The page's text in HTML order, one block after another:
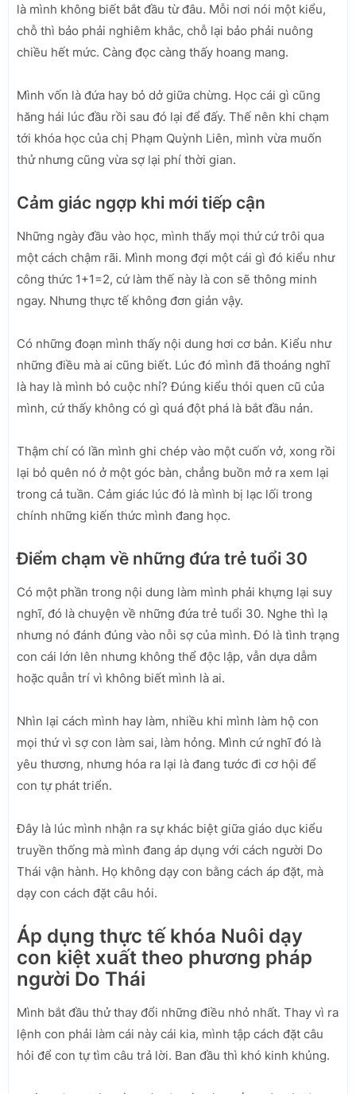
là mình không biết bắt đầu từ đâu. Mỗi nơi nói một kiểu,
chỗ thì bảo phải nghiêm khắc, chỗ lại bảo phải nuông
chiều hết mức. Càng đọc càng thấy hoang mang.
Mình vốn là đứa hay bỏ dở giữa chừng. Học cái gì cũng
hăng hái lúc đầu rồi sau đó lại để đấy. Thế nên khi chạm
tới khóa học của chị Phạm Quỳnh Liên, mình vừa muốn
thử nhưng cũng vừa sợ lại phí thời gian.
Cảm giác ngợp khi mới tiếp cận
Những ngày đầu vào học, mình thấy mọi thứ cứ trôi qua
một cách chậm rãi. Mình mong đợi một cái gì đó kiểu như
công thức 1+1=2, cứ làm thế này là con sẽ thông minh
ngay. Nhưng thực tế không đơn giản vậy.
Có những đoạn mình thấy nội dung hơi cơ bản. Kiểu như
những điều mà ai cũng biết. Lúc đó mình đã thoáng nghĩ
là hay là mình bỏ cuộc nhỉ? Đúng kiểu thói quen cũ của
mình, cứ thấy không có gì quá đột phá là bắt đầu nản.
Thậm chí có lần mình ghi chép vào một cuốn vở, xong rồi
lại bỏ quên nó ở một góc bàn, chẳng buồn mở ra xem lại
trong cả tuần. Cảm giác lúc đó là mình bị lạc lối trong
chính những kiến thức mình đang học.
Điểm chạm về những đứa trẻ tuổi 30
Có một phần trong nội dung làm mình phải khựng lại suy
nghĩ, đó là chuyện về những đứa trẻ tuổi 30. Nghe thì lạ
nhưng nó đánh đúng vào nỗi sợ của mình. Đó là tình trạng
con cái lớn lên nhưng không thể độc lập, vẫn dựa dẫm
hoặc quẫn trí vì không biết mình là ai.
Nhìn lại cách mình hay làm, nhiều khi mình làm hộ con
mọi thứ vì sợ con làm sai, làm hỏng. Mình cứ nghĩ đó là
yêu thương, nhưng hóa ra lại là đang tước đi cơ hội để
con tự phát triển.
Đây là lúc mình nhận ra sự khác biệt giữa giáo dục kiểu
truyền thống mà mình đang áp dụng với cách người Do
Thái vận hành. Họ không dạy con bằng cách áp đặt, mà
dạy con cách đặt câu hỏi.
Áp dụng thực tế khóa Nuôi dạy
con kiệt xuất theo phương pháp
người Do Thái
Mình bắt đầu thử thay đổi những điều nhỏ nhất. Thay vì ra
lệnh con phải làm cái này cái kia, mình tập cách đặt câu
hỏi để con tự tìm câu trả lời. Ban đầu thì khó kinh khủng.